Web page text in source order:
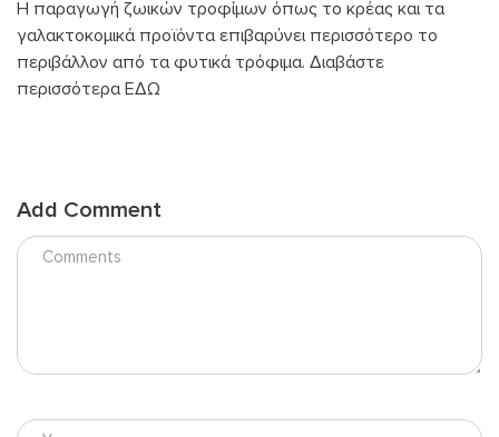
Η παραγωγή ζωικών τροφίμων όπως το κρέας και τα
γαλακτοκομικά προϊόντα επιβαρύνει περισσότερο το
περιβάλλον από τα φυτικά τρόφιμα. Διαβάστε
περισσότερα ΕΔΩ
Add Comment